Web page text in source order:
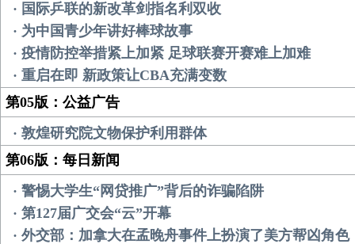
· 国际乒联的新改革剑指名利双收
· 为中国青少年讲好棒球故事
· 疫情防控举措紧上加紧 足球联赛开赛难上加难
· 重启在即 新政策让CBA充满变数
第05版：公益广告
· 敦煌研究院文物保护利用群体
第06版：每日新闻
· 警惕大学生“网贷推广”背后的诈骗陷阱
· 第127届广交会“云”开幕
· 外交部：加拿大在孟晚舟事件上扮演了美方帮凶角色